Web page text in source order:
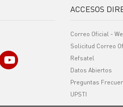
ACCESOS
Correo Oficial -
Solicitud Correo
Refsatel
Datos Abiertos
Preguntas
UPSTI